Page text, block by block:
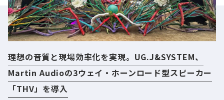
お問い合わせ
理想の音質と現場効率化を実現。UG.J&SYSTEM、
Martin Audioの3ウェイ・ホーンロード型スピーカー
「THV」を導入